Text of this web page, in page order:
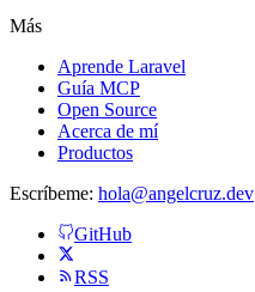
Más
Aprende Laravel
Guía MCP
Open Source
Acerca de mí
Productos
Escríbeme: hola@angelcruz.dev
GitHub
RSS